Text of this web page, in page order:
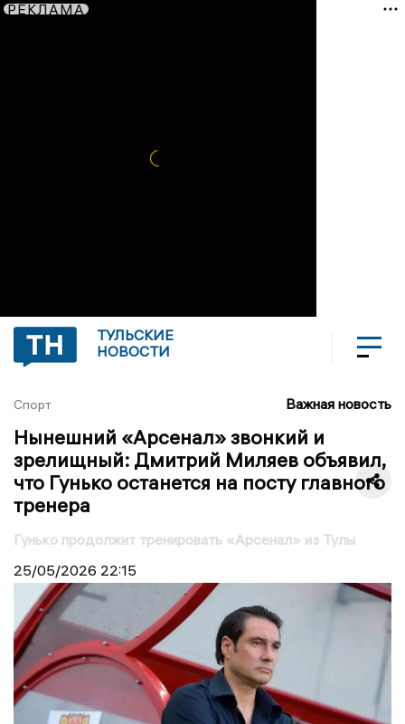
РЕКЛАМА
ТУЛЬСКИЕ
НОВОСТИ
Спорт Важная новость
Нынешний «Арсенал» звонкий и
зрелищный: Дмитрий Миляев объявил,
что Гунько останется на посту главного
тренера
Гунько продолжит тренировать «Арсенал» из Тулы
25/05/2026 22:15